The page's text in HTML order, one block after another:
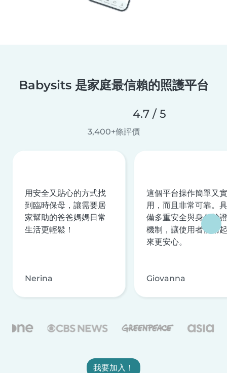
Babysits 是家庭最信賴的照護平台
4.7 / 5
3,400+條評價
用安全又貼心的方式找
到臨時保母，讓需要居
家幫助的爸爸媽媽日常
生活更輕鬆！
Nerina
這個平台操作簡單又實
用，而且非常可靠。具
備多重安全與身分驗證
機制，讓使用者使用起
來更安心。
Giovanna
我要加入！